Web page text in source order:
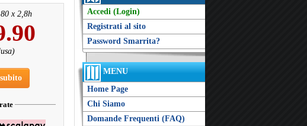
Accedi (Login)
Registrati al sito
Password Smarrita?
MENU
Home Page
Chi Siamo
Domande Frequenti (FAQ)
x 2,8h